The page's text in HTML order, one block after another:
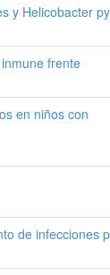
y Helicobacter
frente
en niños con
de infecciones